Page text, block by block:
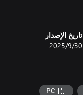
تاريخ الإصدار
30‏/9‏/2025
PC